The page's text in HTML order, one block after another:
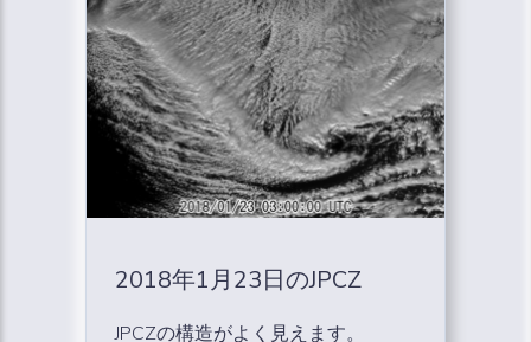
2018年1月23日のJPCZ
JPCZの構造がよく見えます。